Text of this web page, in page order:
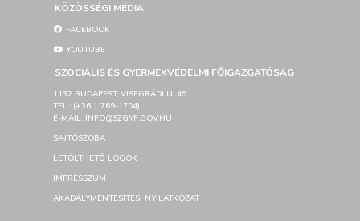
KÖZÖSSÉGI MÉDIA
FACEBOOK
YOUTUBE
SZOCIÁLIS ÉS GYERMEKVÉDELMI FŐIGAZGATÓSÁG
1132 BUDAPEST, VISEGRÁDI U. 49
TEL.: (+36 1 769-1704)
E-MAIL: INFO@SZGYF.GOV.HU
SAJTÓSZOBA
LETÖLTHETŐ LOGÓK
IMPRESSZUM
AKADÁLYMENTESÍTÉSI NYILATKOZAT